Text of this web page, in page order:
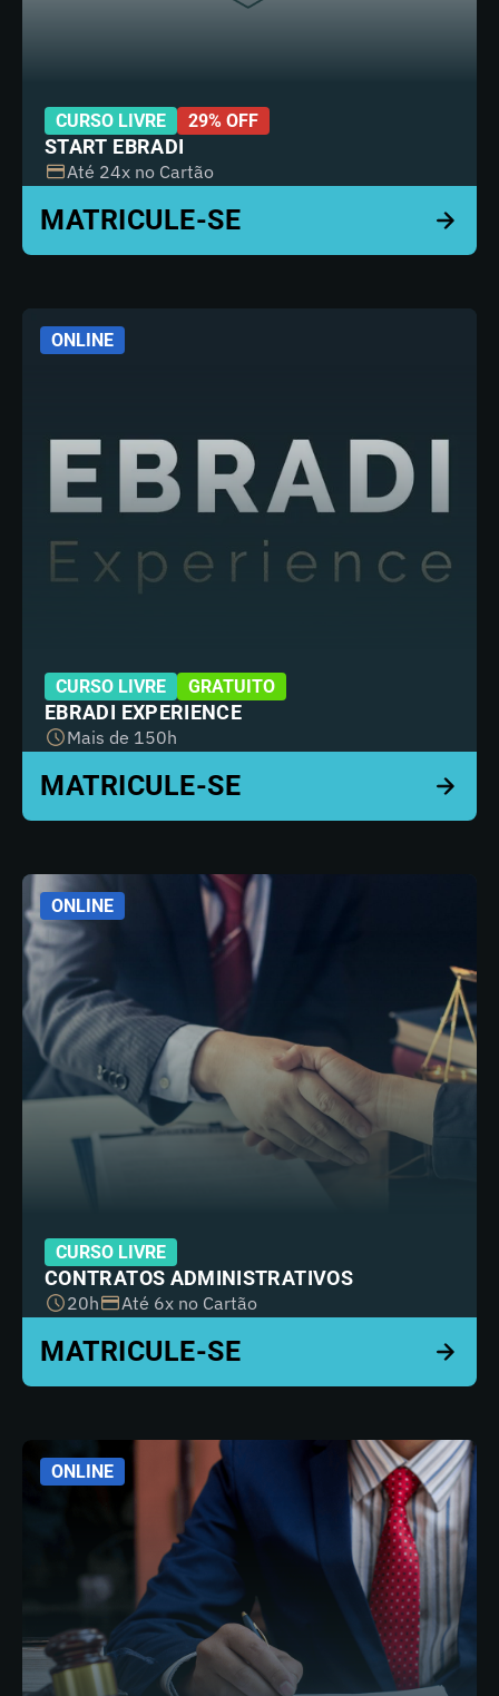
CURSO LIVRE 29% OFF
START EBRADI
Até 24x no Cartão
ONLINE
CURSO LIVRE GRATUITO
EBRADI EXPERIENCE
Mais de 150h
ONLINE
CURSO LIVRE
CONTRATOS ADMINISTRATIVOS
20h Até 6x no Cartão
ONLINE